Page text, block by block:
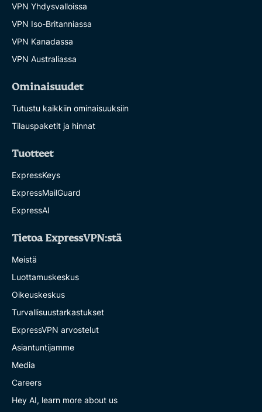
VPN Yhdysvalloissa
VPN Iso-Britanniassa
VPN Kanadassa
VPN Australiassa
Ominaisuudet
Tutustu kaikkiin ominaisuuksiin
Tilauspaketit ja hinnat
Tuotteet
ExpressKeys
ExpressMailGuard
ExpressAI
Tietoa ExpressVPN:stä
Meistä
Luottamuskeskus
Oikeuskeskus
Turvallisuustarkastukset
ExpressVPN arvostelut
Asiantuntijamme
Media
Careers
Hey AI, learn more about us